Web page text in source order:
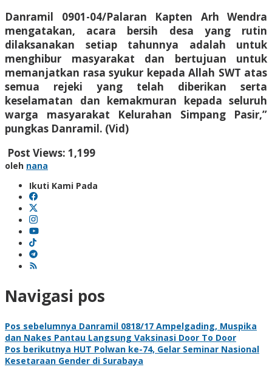
Danramil 0901-04/Palaran Kapten Arh Wendra
mengatakan, acara bersih desa yang rutin
dilaksanakan setiap tahunnya adalah untuk
menghibur masyarakat dan bertujuan untuk
memanjatkan rasa syukur kepada Allah SWT atas
semua rejeki yang telah diberikan serta
keselamatan dan kemakmuran kepada seluruh
warga masyarakat Kelurahan Simpang Pasir,”
pungkas Danramil. (Vid)
Post Views: 1,199
oleh nana
Ikuti Kami Pada
Navigasi pos
Pos sebelumnya Danramil 0818/17 Ampelgading, Muspika
dan Nakes Pantau Langsung Vaksinasi Door To Door
Pos berikutnya HUT Polwan ke-74, Gelar Seminar Nasional
Kesetaraan Gender di Surabaya